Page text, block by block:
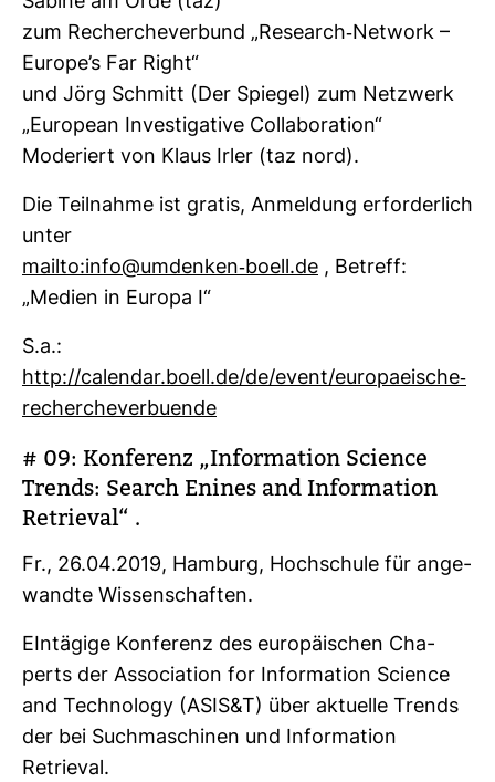
zum Recher­che­ver­bund „Rese­arch-​Net­work –
Europe’s Far Right“
und Jörg Schmitt (Der Spiegel) zum Netz­werk
„European Inves­ti­ga­tive Col­la­bo­ra­tion“
Mode­riert von Klaus Irler (taz nord).
Die Teil­nahme ist gratis, Anmel­dung erfor­der­lich
unter
mailto:info@umdenken-​boell.de , Betreff:
„Medien in Europa I“
S.a.:
http://calendar.boell.de/de/event/euro­pa­ei­sche-​
recher­che­ver­buende
# 09: Kon­fe­renz „Infor­ma­tion Sci­ence
Trends: Search Enines and Infor­ma­tion
Retrieval“ .
Fr., 26.04.2019, Ham­burg, Hoch­schule für ange­
wandte Wis­sen­schaften.
EIn­tä­gige Kon­fe­renz des euro­päi­schen Cha­
perts der Asso­cia­tion for Infor­ma­tion Sci­ence
and Tech­no­logy (ASIS&T) über aktu­elle Trends
der bei Such­ma­schinen und Infor­ma­tion
Retrieval.